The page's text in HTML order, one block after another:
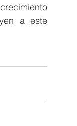
a este